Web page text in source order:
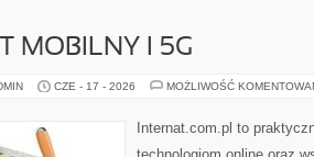
MOBILNY I 5G
CZE - 17 - 2026 MOŻLIWOŚĆ
Internat.com.pl to